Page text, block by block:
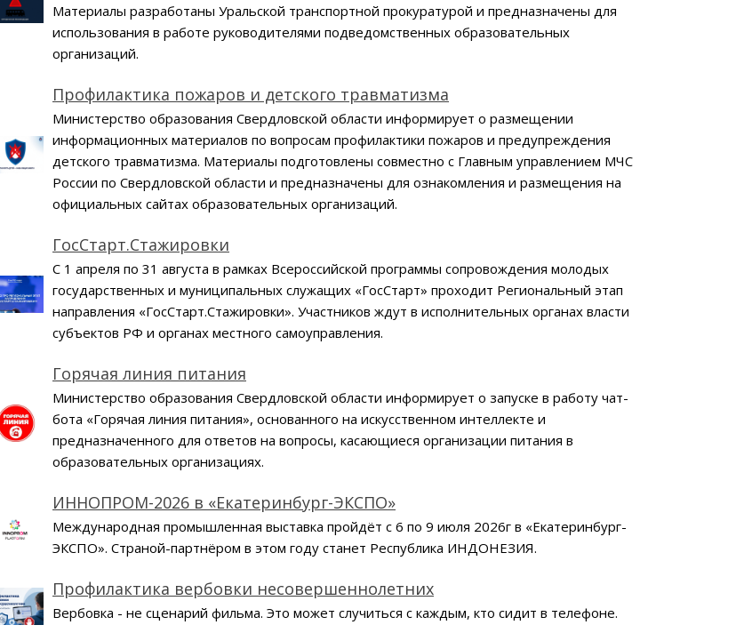
Материалы разработаны Уральской транспортной прокуратурой и предназначены для
использования в работе руководителями подведомственных образовательных
организаций.
Профилактика пожаров и детского травматизма
Министерство образования Свердловской области информирует о размещении
информационных материалов по вопросам профилактики пожаров и предупреждения
детского травматизма. Материалы подготовлены совместно с Главным управлением МЧС
России по Свердловской области и предназначены для ознакомления и размещения на
официальных сайтах образовательных организаций.
ГосСтарт.Стажировки
С 1 апреля по 31 августа в рамках Всероссийской программы сопровождения молодых
государственных и муниципальных служащих «ГосСтарт» проходит Региональный этап
направления «ГосСтарт.Стажировки». Участников ждут в исполнительных органах власти
субъектов РФ и органах местного самоуправления.
Горячая линия питания
Министерство образования Свердловской области информирует о запуске в работу чат-
бота «Горячая линия питания», основанного на искусственном интеллекте и
предназначенного для ответов на вопросы, касающиеся организации питания в
образовательных организациях.
ИННОПРОМ-2026 в «Екатеринбург-ЭКСПО»
Международная промышленная выставка пройдёт с 6 по 9 июля 2026г в «Екатеринбург-
ЭКСПО». Страной-партнëром в этом году станет Республика ИНДОНЕЗИЯ.
Профилактика вербовки несовершеннолетних
Вербовка - не сценарий фильма. Это может случиться с каждым, кто сидит в телефоне.